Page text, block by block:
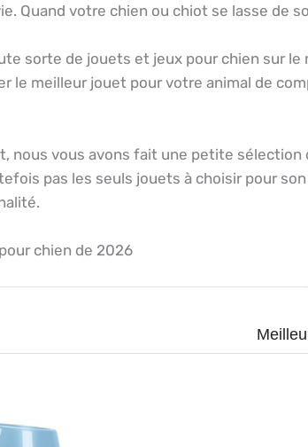
Quand votre chien ou chiot se lasse de
sorte de jouets et jeux pour chien sur
le meilleur jouet pour votre animal de
nous vous avons fait une petite
pas les seuls jouets à choisir pour
chien de 2026